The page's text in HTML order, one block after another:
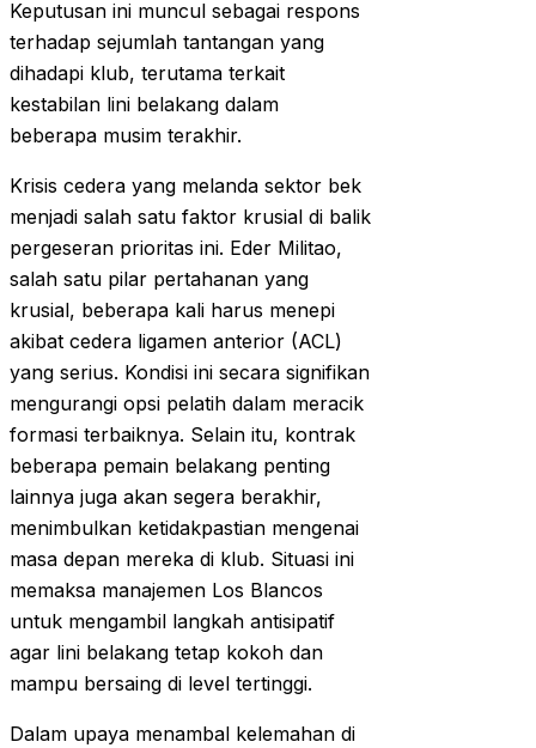
Keputusan ini muncul sebagai respons
terhadap sejumlah tantangan yang
dihadapi klub, terutama terkait
kestabilan lini belakang dalam
beberapa musim terakhir.
Krisis cedera yang melanda sektor bek
menjadi salah satu faktor krusial di balik
pergeseran prioritas ini. Eder Militao,
salah satu pilar pertahanan yang
krusial, beberapa kali harus menepi
akibat cedera ligamen anterior (ACL)
yang serius. Kondisi ini secara signifikan
mengurangi opsi pelatih dalam meracik
formasi terbaiknya. Selain itu, kontrak
beberapa pemain belakang penting
lainnya juga akan segera berakhir,
menimbulkan ketidakpastian mengenai
masa depan mereka di klub. Situasi ini
memaksa manajemen Los Blancos
untuk mengambil langkah antisipatif
agar lini belakang tetap kokoh dan
mampu bersaing di level tertinggi.
Dalam upaya menambal kelemahan di